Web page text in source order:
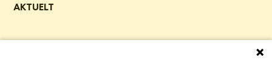
AKTUELT